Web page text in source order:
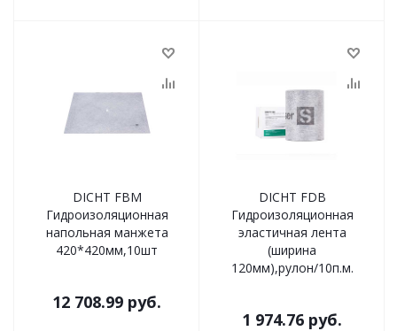
DICHT FBM
Гидроизоляционная
напольная манжета
420*420мм,10шт
12 708.99 руб.
DICHT FDB
Гидроизоляционная
эластичная лента
(ширина
120мм),рулон/10п.м.
1 974.76 руб.